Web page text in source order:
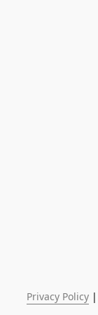
Privacy Policy |